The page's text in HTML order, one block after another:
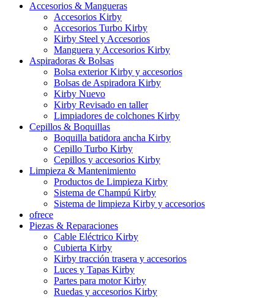
Accesorios & Mangueras
Accesorios Kirby
Accesorios Turbo Kirby
Kirby Steel y Accesorios
Manguera y Accesorios Kirby
Aspiradoras & Bolsas
Bolsa exterior Kirby y accesorios
Bolsas de Aspiradora Kirby
Kirby Nuevo
Kirby Revisado en taller
Limpiadores de colchones Kirby
Cepillos & Boquillas
Boquilla batidora ancha Kirby
Cepillo Turbo Kirby
Cepillos y accesorios Kirby
Limpieza & Mantenimiento
Productos de Limpieza Kirby
Sistema de Champú Kirby
Sistema de limpieza Kirby y accesorios
ofrece
Piezas & Reparaciones
Cable Eléctrico Kirby
Cubierta Kirby
Kirby tracción trasera y accesorios
Luces y Tapas Kirby
Partes para motor Kirby
Ruedas y accesorios Kirby